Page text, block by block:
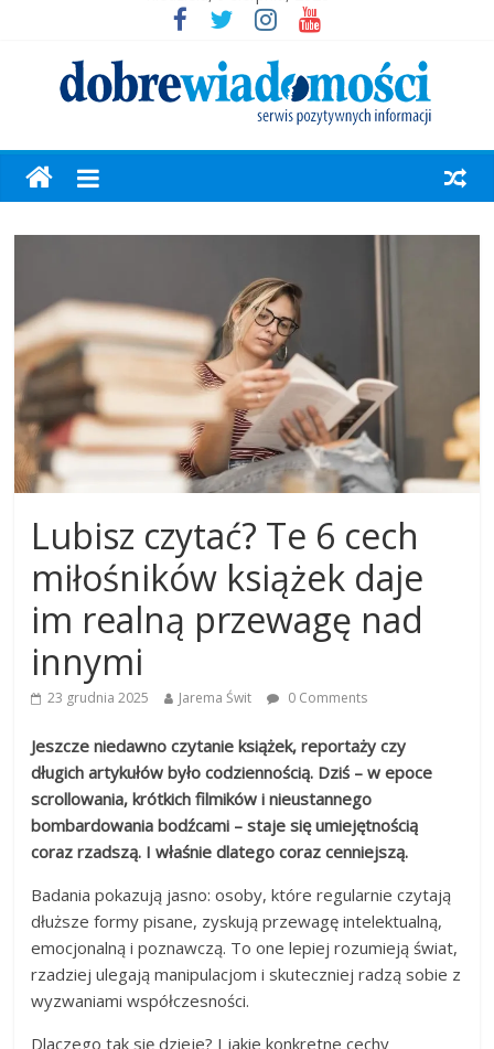
Lubisz czytać? Te 6 cech
miłośników książek daje
im realną przewagę nad
innymi
23 grudnia 2025 Jarema Świt 0 Comments
Jeszcze niedawno czytanie książek, reportaży czy
długich artykułów było codziennością. Dziś – w epoce
scrollowania, krótkich filmików i nieustannego
bombardowania bodźcami – staje się umiejętnością
coraz rzadszą. I właśnie dlatego coraz cenniejszą.
Badania pokazują jasno: osoby, które regularnie czytają
dłuższe formy pisane, zyskują przewagę intelektualną,
emocjonalną i poznawczą. To one lepiej rozumieją świat,
rzadziej ulegają manipulacjom i skuteczniej radzą sobie z
wyzwaniami współczesności.
Dlaczego tak się dzieje? I jakie konkretne cechy